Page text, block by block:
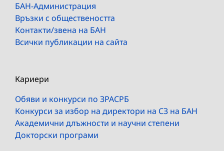
БАН-Администрация
Връзки с обществеността
Контакти/звена на БАН
Всички публикации на сайта
Кариери
Обяви и конкурси по ЗРАСРБ
Конкурси за избор на директори на СЗ на БАН
Академични длъжности и научни степени
Докторски програми